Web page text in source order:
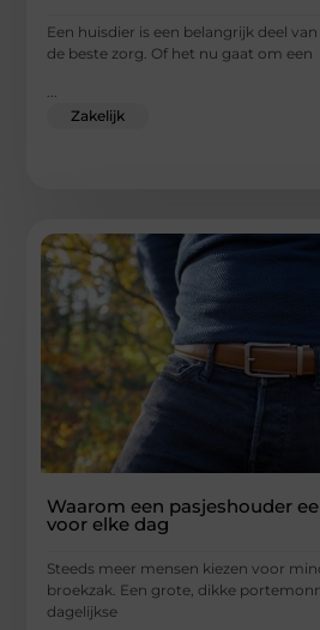
Een huisdier is een belangrijk deel
de beste zorg. Of het nu gaat om een
...
Zakelijk
Waarom een pasjeshouder
voor elke dag
Steeds meer mensen kiezen voor
broekzak. Een grote, dikke
dagelijkse